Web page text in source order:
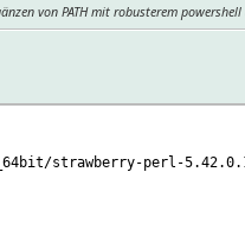
von PATH mit robusterem
strawberry-perl-